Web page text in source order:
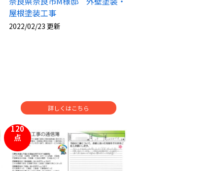
屋根塗装工事
2022/02/23 更新
詳しくはこちら
120
点